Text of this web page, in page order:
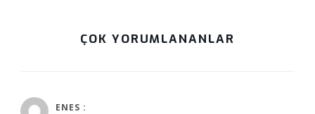
ÇOK YORUMLANANLAR
ENES :